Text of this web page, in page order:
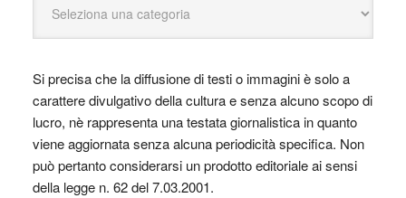
Si precisa che la diffusione di testi o immagini è solo a
carattere divulgativo della cultura e senza alcuno scopo di
lucro, nè rappresenta una testata giornalistica in quanto
viene aggiornata senza alcuna periodicità specifica. Non
può pertanto considerarsi un prodotto editoriale ai sensi
della legge n. 62 del 7.03.2001.